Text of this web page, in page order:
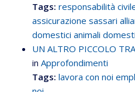
Tags: responsabilità
assicurazione sassari
domestici animali
UN ALTRO PICCOLO
in Approfondimenti
Tags: lavora con noi